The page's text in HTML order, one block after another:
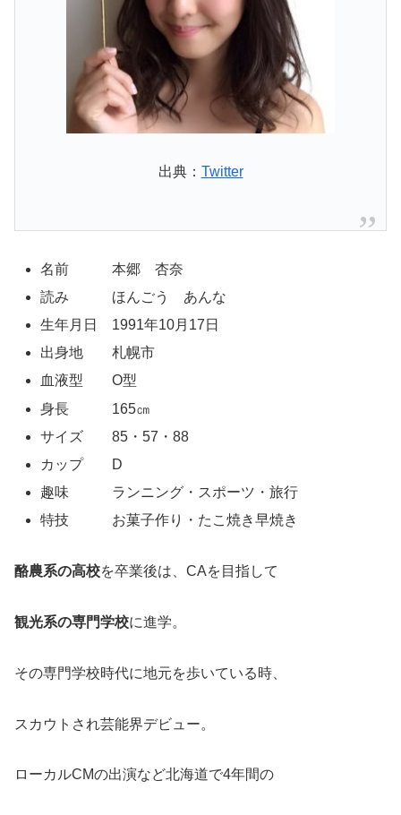
出典： Twitter
名前 本郷 杏奈
読み ほんごう あんな
生年月日 1991年10月17日
出身地 札幌市
血液型 O型
身長 165㎝
サイズ 85・57・88
カップ D
趣味 ランニング・スポーツ・旅行
特技 お菓子作り・たこ焼き早焼き
酪農系の高校を卒業後は、CAを目指して
観光系の専門学校に進学。
その専門学校時代に地元を歩いている時、
スカウトされ芸能界デビュー。
ローカルCMの出演など北海道で4年間の